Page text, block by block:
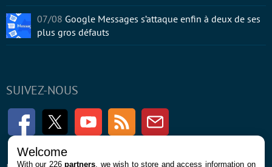
SUIVEZ-NOUS
FacebookTwitter Youtube RSS Newsletter
07/08 Google Messages s’attaque enfin à deux de ses
plus gros défauts
Welcome
With our 226partners , we wish to store and access information on